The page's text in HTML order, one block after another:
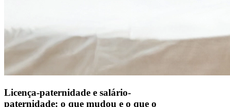
Licença-paternidade e salário-
paternidade: o que mudou e o que o